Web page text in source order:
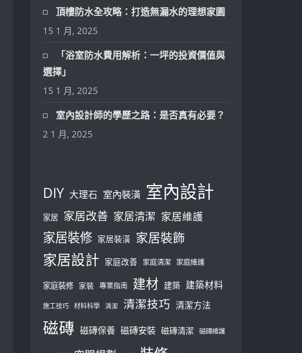
頂樓防水全攻略：打造無漏水的理想家園
15 1 月, 2025
「浴室防水費用解析：一坪的投資價值與
選擇」
15 1 月, 2025
室內設計師的學歷之路：是否真有必要？
2 1 月, 2025
DIY 大理石 室內裝潢 室內設計
家居 家居改善 家居清潔 家居維護
家居裝修 家居裝潢 家居裝飾
家居設計 家庭改善 家庭清潔 家庭維護
家庭裝修 家裝 專業指南 建材 建築 建築材料
施工技巧 材料科學 清潔 清潔技巧 清潔方法
磁磚 磁磚保養 磁磚安裝 磁磚清潔 磁磚維護